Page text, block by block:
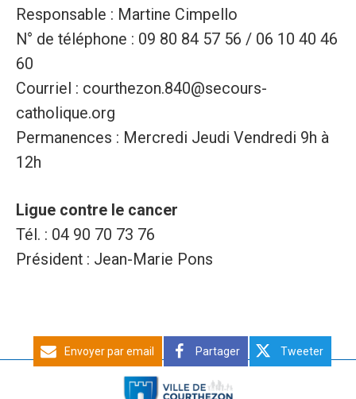
Responsable : Martine Cimpello
N° de téléphone : 09 80 84 57 56 / 06 10 40 46
60
Courriel : courthezon.840@secours-
catholique.org
Permanences : Mercredi Jeudi Vendredi 9h à
12h
Ligue contre le cancer
Tél. : 04 90 70 73 76
Président : Jean-Marie Pons
Envoyer par email Partager Tweeter